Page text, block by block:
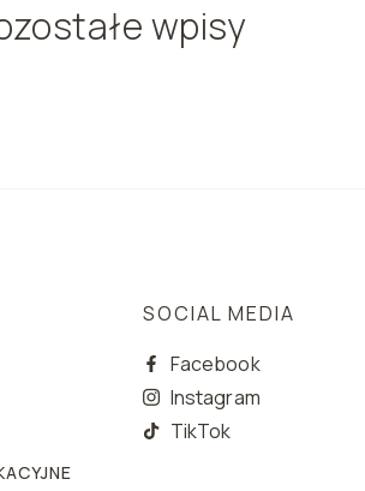
wpisy
SOCIAL MEDIA
Facebook
Instagram
TikTok